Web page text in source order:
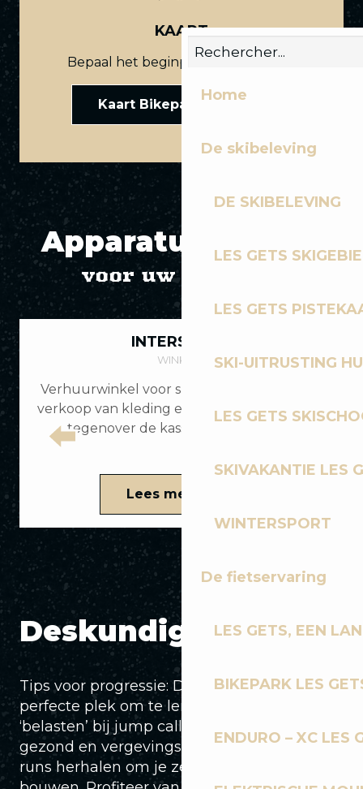
Home
De skibeleving
DE SKIBELEVING
LES GETS
LES GETS
SKI-UITRUSTING
LES GETS
SKIVAKANTIE LES
WINTERSPORT
De fietservaring
LES GETS, EEN
BIKEPARK LES
ENDURO – XC LES
KAART
Bepaal het beginpunt van je route.
Kaart Bikepark Les Gets
Apparatuur huren
voor uw rijsessie
INTERSPORT
WINKELS
Verhuurwinkel voor ski's, mountainbikes en
verkoop van kleding en accessoires, gelegen
tegenover de kassa's en de skiliften
Lees meer over
Deskundig advies
Tips voor progressie: De Tomawak is de
perfecte plek om te leren je vering te
‘belasten’ bij jump calls. De modules zijn
gezond en vergevingsgezind, dus je kunt je
runs herhalen om je zelfvertrouwen op te